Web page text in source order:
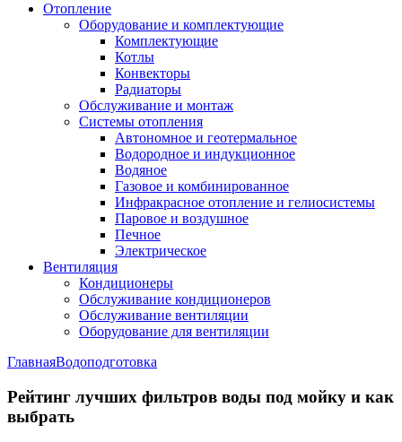
Отопление
Оборудование и комплектующие
Комплектующие
Котлы
Конвекторы
Радиаторы
Обслуживание и монтаж
Системы отопления
Автономное и геотермальное
Водородное и индукционное
Водяное
Газовое и комбинированное
Инфракрасное отопление и гелиосистемы
Паровое и воздушное
Печное
Электрическое
Вентиляция
Кондиционеры
Обслуживание кондиционеров
Обслуживание вентиляции
Оборудование для вентиляции
ГлавнаяВодоподготовка
Рейтинг лучших фильтров воды под мойку и как
выбрать